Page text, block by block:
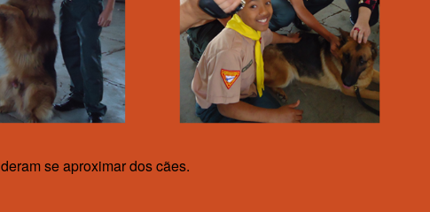
se aproximar dos cães.